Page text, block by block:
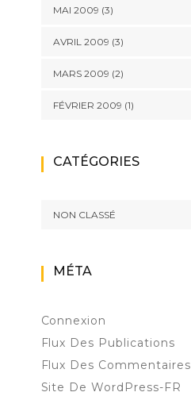
MAI 2009 (3)
AVRIL 2009 (3)
MARS 2009 (2)
FÉVRIER 2009 (1)
CATÉGORIES
NON CLASSÉ
MÉTA
Connexion
Flux Des Publications
Flux Des Commentaires
Site De WordPress-FR